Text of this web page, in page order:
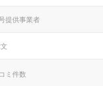
提供事業者
ミ件数